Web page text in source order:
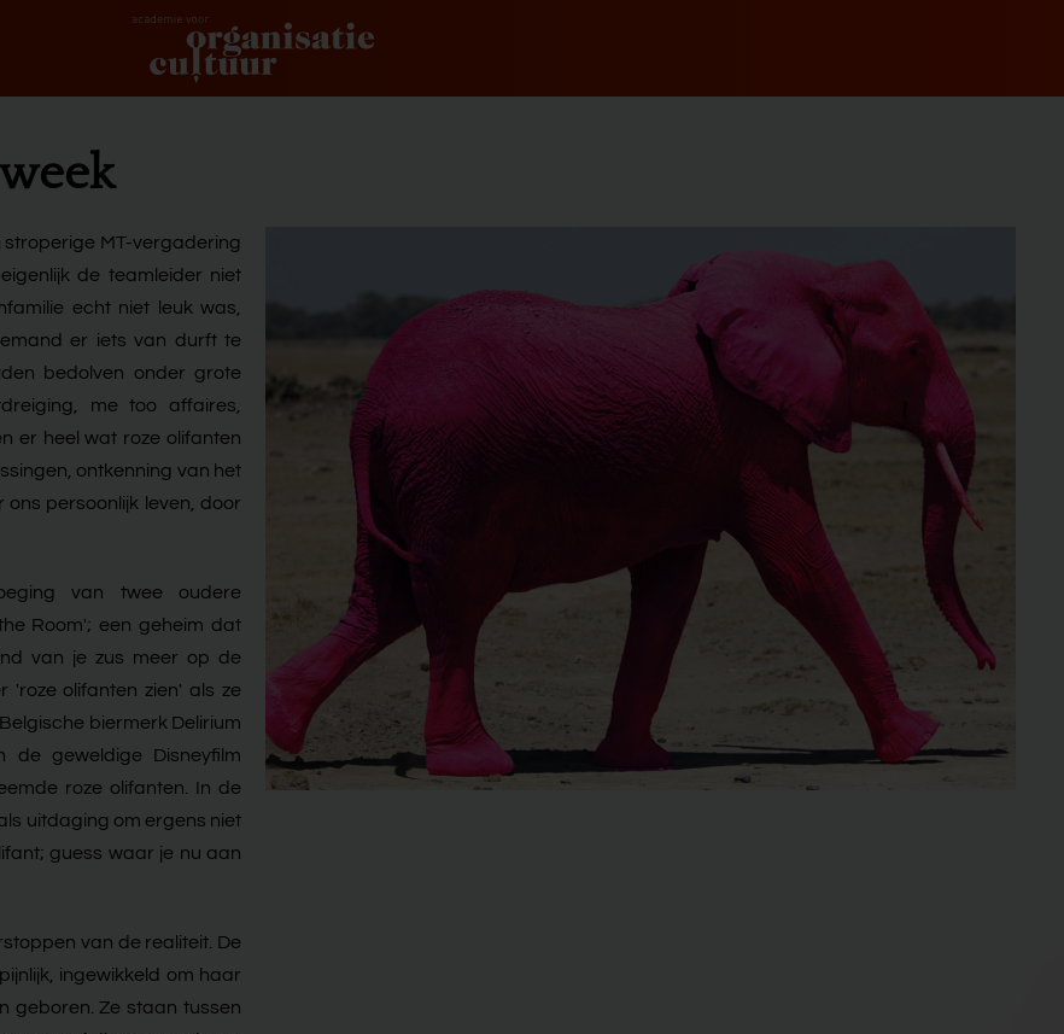
stroperige MT-vergadering
de teamleider niet
echt niet leuk was,
er iets van durft te
bedolven onder grote
me too affaires,
er heel wat roze olifanten
ontkenning van het
persoonlijk leven, door
van twee oudere
Room'; een geheim dat
van je zus meer op de
'roze olifanten zien' als ze
biermerk Delirium
de geweldige Disneyfilm
roze olifanten. In de
uitdaging om ergens niet
guess waar je nu aan
van de realiteit. De
ingewikkeld om haar
geboren. Ze staan tussen